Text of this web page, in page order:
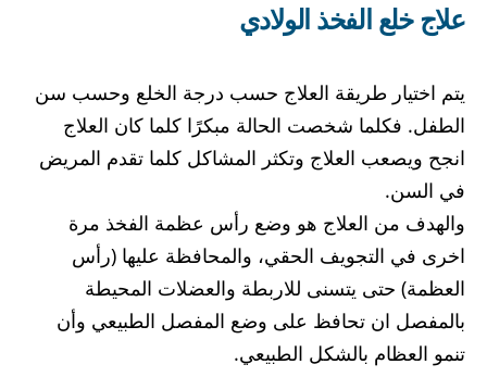
علاج خلع الفخذ الولادي
يتم اختيار طريقة العلاج حسب درجة الخلع وحسب سن
الطفل. فكلما شخصت الحالة مبكرًا كلما كان العلاج
انجح ويصعب العلاج وتكثر المشاكل كلما تقدم المريض
في السن.
والهدف من العلاج هو وضع رأس عظمة الفخذ مرة
اخرى في التجويف الحقي، والمحافظة عليها (رأس
العظمة) حتى يتسنى للاربطة والعضلات المحيطة
بالمفصل ان تحافظ على وضع المفصل الطبيعي وأن
تنمو العظام بالشكل الطبيعي.